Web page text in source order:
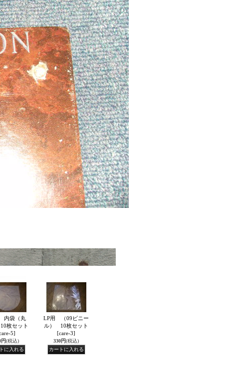
内袋（丸
枚セット
5]
(税込)
LP用 （09ビニー
ル） 10枚セット
[care-3]
330円(税込)